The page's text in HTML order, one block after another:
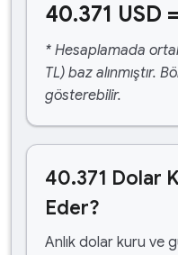
40.371 USD
* Hesaplamada
TL) baz alınmıştır.
gösterebilir.
40.371 Dolar
Eder?
Anlık dolar kuru ve